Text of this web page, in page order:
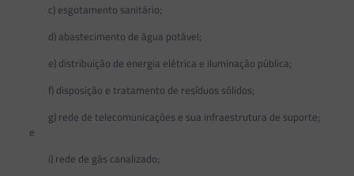
c) esgotamento sanitário;
d) abastecimento de água potável;
e) distribuição de energia elétrica e iluminação pública;
f) disposição e tratamento de resíduos sólidos;
g) rede de telecomunicações e sua infraestrutura de suporte;
e
i) rede de gás canalizado;